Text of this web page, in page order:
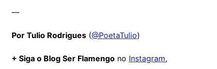
—
Por Tulio Rodrigues(@PoetaTulio)
+ Siga o Blog Ser Flamengono Instagram,